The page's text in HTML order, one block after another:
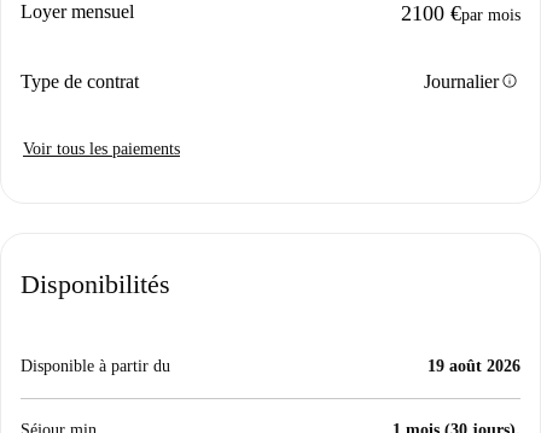
Loyer mensuel 2100 €par mois
Type de contrat Journalierinfo
Voir tous les paiements
Disponibilités
Disponible à partir du 19 août 2026